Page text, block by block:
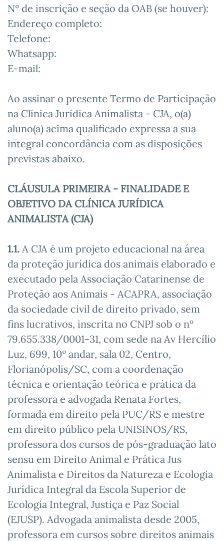
Nº de inscrição e seção da OAB (se houver):
Endereço completo:
Telefone:
Whatsapp:
E-mail:
Ao assinar o presente Termo de Participação
na Clínica Jurídica Animalista - CJA, o(a)
aluno(a) acima qualificado expressa a sua
integral concordância com as disposições
previstas abaixo.
CLÁUSULA PRIMEIRA - FINALIDADE E
OBJETIVO DA CLÍNICA JURÍDICA
ANIMALISTA (CJA)
1.1. A CJA é um projeto educacional na área
da proteção jurídica dos animais elaborado e
executado pela Associação Catarinense de
Proteção aos Animais - ACAPRA, associação
da sociedade civil de direito privado, sem
fins lucrativos, inscrita no CNPJ sob o nº
79.655.338/0001-31, com sede na Av Hercílio
Luz, 699, 10º andar, sala 02, Centro,
Florianópolis/SC, com a coordenação
técnica e orientação teórica e prática da
professora e advogada Renata Fortes,
formada em direito pela PUC/RS e mestre
em direito público pela UNISINOS/RS,
professora dos cursos de pós-graduação lato
sensu em Direito Animal e Prática Jus
Animalista e Direitos da Natureza e Ecologia
Jurídica Integral da Escola Superior de
Ecologia Integral, Justiça e Paz Social
(EJUSP). Advogada animalista desde 2005,
professora em cursos sobre direitos animais